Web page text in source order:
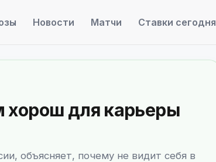
Новости Матчи Ставки сегодня
для карьеры
объясняет, почему не видит себя в